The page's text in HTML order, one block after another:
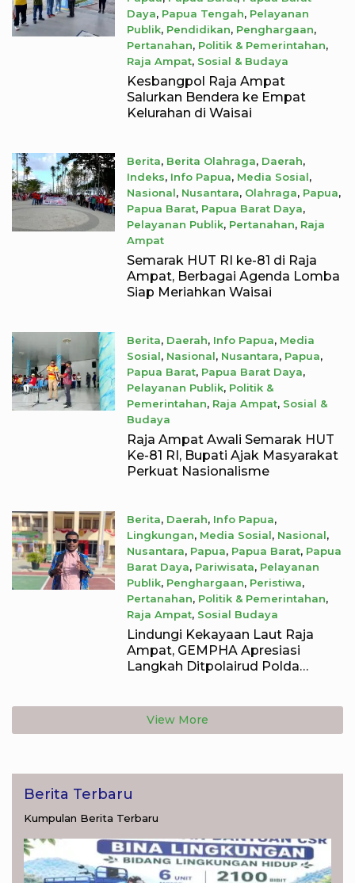
Daya, Papua Tengah, Pelayanan
Publik, Pendidikan, Penghargaan,
Pertanahan, Politik & Pemerintahan,
Raja Ampat, Sosial & Budaya
August 7, 2026
Kesbangpol Raja Ampat
Salurkan Bendera ke Empat
Kelurahan di Waisai
Berita, Berita Olahraga, Daerah,
Indeks, Info Papua, Media Sosial,
Nasional, Nusantara, Olahraga, Papua,
Papua Barat, Papua Barat Daya,
Pelayanan Publik, Pertanahan, Raja
Ampat
August 7, 2026
Semarak HUT RI ke-81 di Raja
Ampat, Berbagai Agenda Lomba
Siap Meriahkan Waisai
Berita, Daerah, Info Papua, Media
Sosial, Nasional, Nusantara, Papua,
Papua Barat, Papua Barat Daya,
Pelayanan Publik, Politik &
Pemerintahan, Raja Ampat, Sosial &
Budaya
August 7, 2026
Raja Ampat Awali Semarak HUT
Ke-81 RI, Bupati Ajak Masyarakat
Perkuat Nasionalisme
Berita, Daerah, Info Papua,
Lingkungan, Media Sosial, Nasional,
Nusantara, Papua, Papua Barat, Papua
Barat Daya, Pariwisata, Pelayanan
Publik, Penghargaan, Peristiwa,
Pertanahan, Politik & Pemerintahan,
Raja Ampat, Sosial Budaya
August 6, 2026
Lindungi Kekayaan Laut Raja
Ampat, GEMPHA Apresiasi
Langkah Ditpolairud Polda
View More
Berita Terbaru
Kumpulan Berita Terbaru